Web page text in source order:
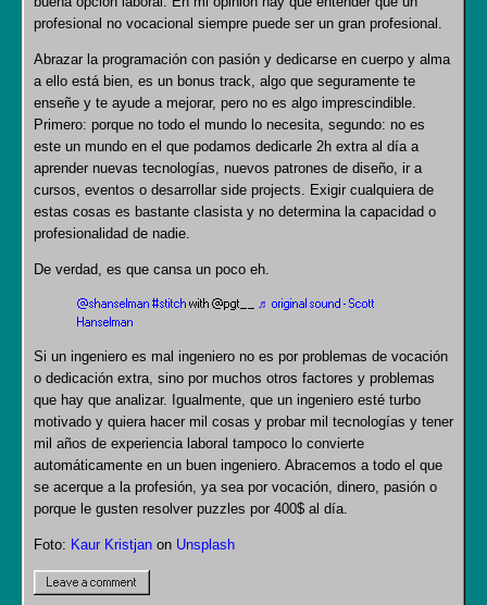
profesional no vocacional siempre puede ser un gran profesional.
Abrazar la programación con pasión y dedicarse en cuerpo y alma
a ello está bien, es un bonus track, algo que seguramente te
enseñe y te ayude a mejorar, pero no es algo imprescindible.
Primero: porque no todo el mundo lo necesita, segundo: no es
este un mundo en el que podamos dedicarle 2h extra al día a
aprender nuevas tecnologías, nuevos patrones de diseño, ir a
cursos, eventos o desarrollar side projects. Exigir cualquiera de
estas cosas es bastante clasista y no determina la capacidad o
profesionalidad de nadie.
De verdad, es que cansa un poco eh.
@shanselman #stitch with @pgt__
♬ original sound - Scott
Hanselman
Si un ingeniero es mal ingeniero no es por problemas de vocación
o dedicación extra, sino por muchos otros factores y problemas
que hay que analizar. Igualmente, que un ingeniero esté turbo
motivado y quiera hacer mil cosas y probar mil tecnologías y tener
mil años de experiencia laboral tampoco lo convierte
automáticamente en un buen ingeniero. Abracemos a todo el que
se acerque a la profesión, ya sea por vocación, dinero, pasión o
porque le gusten resolver puzzles por 400$ al día.
Foto: Kaur Kristjan on Unsplash
Leave a comment